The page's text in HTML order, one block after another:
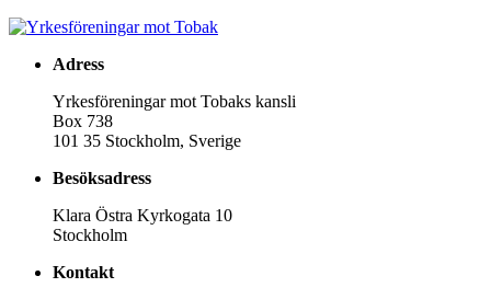
Adress
Yrkesföreningar mot Tobaks kansli
Box 738
101 35 Stockholm, Sverige
Besöksadress
Klara Östra Kyrkogata 10
Stockholm
Kontakt